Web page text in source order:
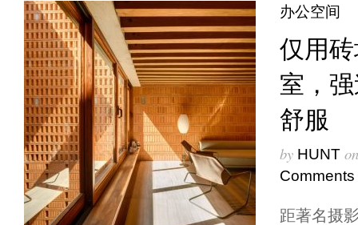
办公空间
仅用
室，
舒服
by HUNT
Comments
距著名摄